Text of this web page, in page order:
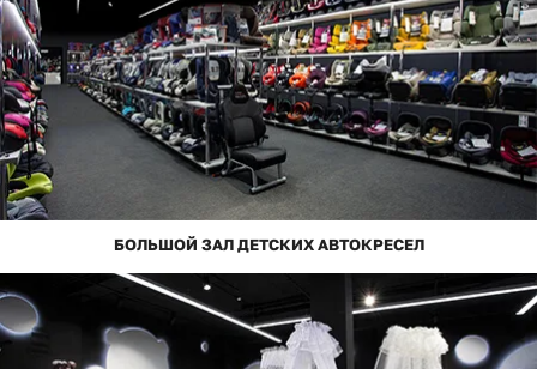
БОЛЬШОЙ ЗАЛ ДЕТСКИХ АВТОКРЕСЕЛ